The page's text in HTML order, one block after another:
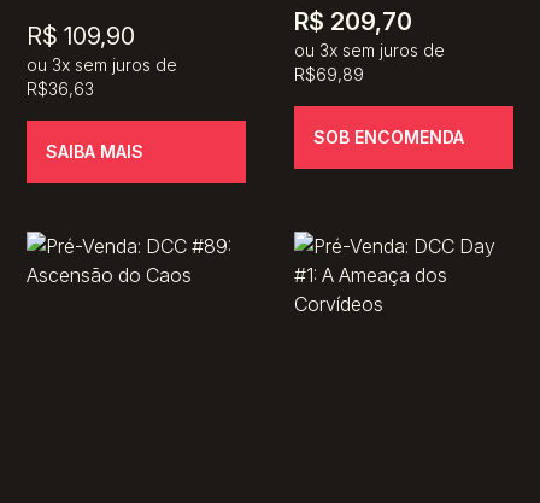
O
preço
original
R$ 109,90
preço
ou 3x sem juros de
R$36,63
SAIBA MAIS
R$ 209,70
ou 3x sem juros de
R$69,89
SOB ENCOMENDA